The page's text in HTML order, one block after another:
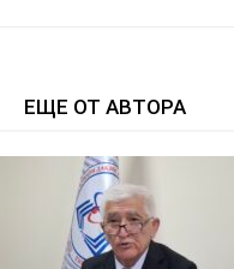
ЕЩЕ ОТ АВТОРА